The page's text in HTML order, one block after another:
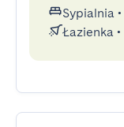
Sypialnia •
Łazienka •